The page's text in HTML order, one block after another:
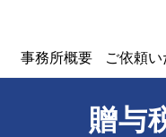
事務所概要 ご依頼い
贈与